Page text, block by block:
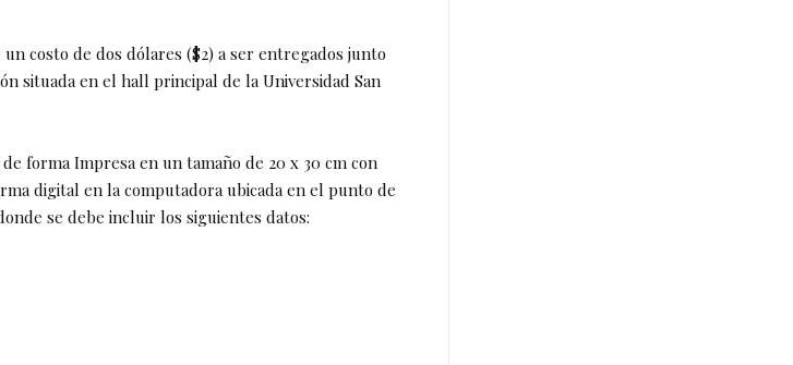
costo de dos dólares ($2) a ser entregados junto
situada en el hall principal de la Universidad San
forma Impresa en un tamaño de 20 x 30 cm con
digital en la computadora ubicada en el punto de
se debe incluir los siguientes datos: